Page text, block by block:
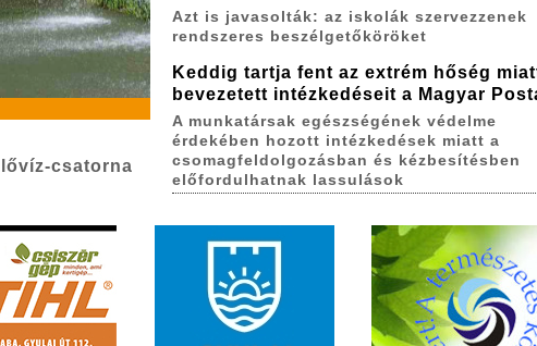
csatorna
Azt is javasolták: az iskolák szervezzenek
rendszeres beszélgetőköröket
Keddig tartja fent az extrém hőség
bevezetett intézkedéseit a Magyar
A munkatársak egészségének védelme
érdekében hozott intézkedések miatt a
csomagfeldolgozásban és kézbesítésben
előfordulhatnak lassulások